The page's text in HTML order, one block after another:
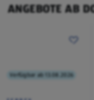
ANGEBOTE AB
Verfügbar ab 13.08.2026